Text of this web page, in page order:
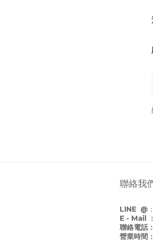
聯絡我
LINE @ ：
E - Mail ：
聯絡電話：
營業時間：